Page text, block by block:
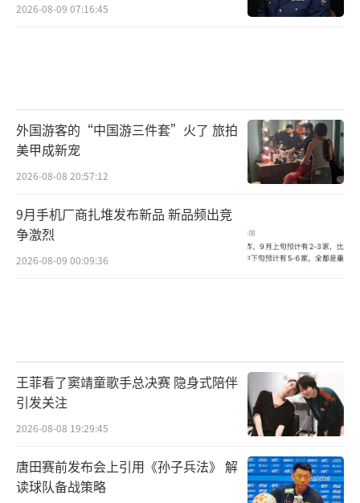
2026-08-09 07:16:45
外国游客的“中国游三件套”火了 旅拍
美甲成新宠
2026-08-08 20:57:12
9月手机厂商扎堆发布新品 新品频出竞
争激烈
2026-08-09 00:09:36
王菲看了窦靖童歌手总决赛 隐身式陪伴
引发关注
2026-08-08 19:29:45
唐田赛前发布会上引用《孙子兵法》 解
读球队备战策略